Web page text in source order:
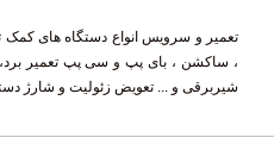
تعمیر و سرویس انواع دستگاه های کمک
، ساکشن ، بای پپ و سی پپ تعمیر برد،
شیربرقی و ... تعویض زئولیت و شارژ